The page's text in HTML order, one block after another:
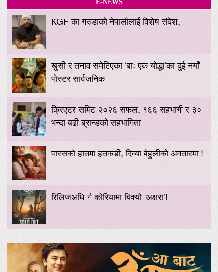
E-NEWS
KGF का गरुडाको नेपालीलाई विशेष संदेश,
खुसी र तनाव समेटिएका ‘बाः एक योद्धा’का दुई नयाँ
पोस्टर सार्वजनिक
क्रिएटर समिट २०२६ सफल, १६६ सहभागी र ३०
भन्दा बढी ब्रान्डको सहभागिता
पारसको हातमा हतकडी, दिव्या बेहुलीको अवतारमा !
रिलिजअघि नै कोरियामा बिक्यो ‘अक्षरा’!